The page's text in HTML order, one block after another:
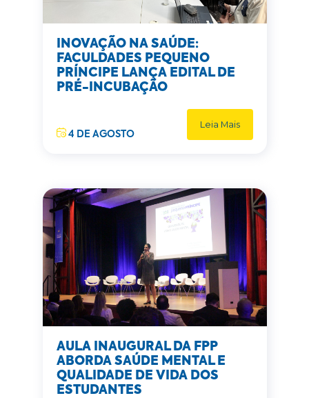
INOVAÇÃO NA SAÚDE:
FACULDADES PEQUENO
PRÍNCIPE LANÇA EDITAL DE
PRÉ-INCUBAÇÃO
4 DE AGOSTO
Leia Mais
AULA INAUGURAL DA FPP
ABORDA SAÚDE MENTAL E
QUALIDADE DE VIDA DOS
ESTUDANTES